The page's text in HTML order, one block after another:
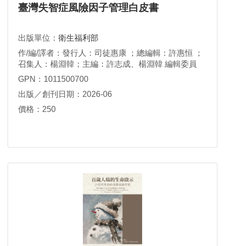
臺灣失智症風險因子管理白皮書
出版單位： 衛生福利部
作/編/譯者：發行人：司徒惠康 ；總編輯：許惠恒 ；
召集人：楊淵韓；主編：許志成、楊淵韓 編輯委員
（依姓氏筆劃排序）：王培寧、王文甫、王牧羣、官
杜業豐、吳秉勳、林佳淩、林憶婷、林時逸、林詠
萱、周美鵑、曾建中、洪煒斌、侯羿州、高伊慧、陳
GPN：1011500700
出版／創刊日期：2026-06
價格：250